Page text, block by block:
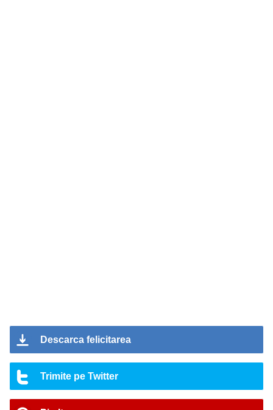
Descarca felicitarea
Trimite pe Twitter